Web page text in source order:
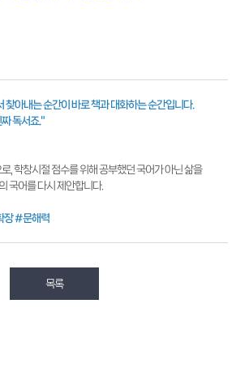
찾아내는 순간이 바로 책과 대화하는 순간입니다.
독서죠."
, 학창시절 점수를 위해 공부했던 국어가 아닌 삶을
국어를 다시 제안합니다.
장 #문해력
목록